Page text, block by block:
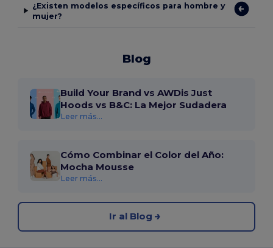
¿Existen modelos específicos para hombre y
mujer?
Blog
Build Your Brand vs AWDis Just
Hoods vs B&C: La Mejor Sudadera
Leer más...
Cómo Combinar el Color del Año:
Mocha Mousse
Leer más...
Ir al Blog